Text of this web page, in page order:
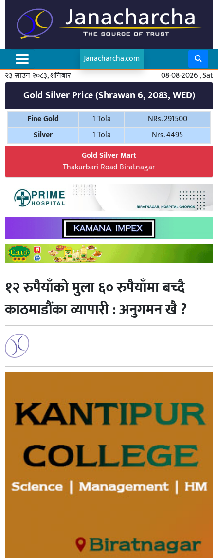
Janacharcha.com
२३ साउन २०८३, शनिबार
08-08-2026 , Sat
Gold Silver Price (Shrawan 6, 2083, WED)
Fine Gold 1 Tola
NRs. 291500
Silver
1 Tola
Nrs. 4495
Gold Silver Mart
Thakurbari Road Biratnagar
१२ रुपैयाँको मुला ६० रुपैयाँमा बच्दै
काठमाडौंका व्यापारी : अनुगमन खै ?